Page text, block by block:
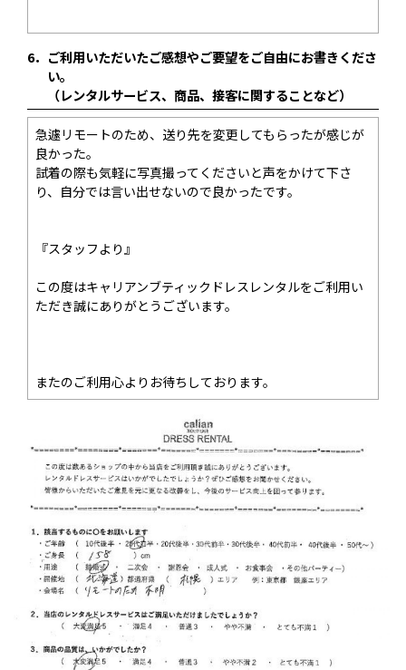
6． ご利用いただいたご感想やご要望をご自由にお書きくださ
い。
（レンタルサービス、商品、接客に関することなど）
急遽リモートのため、送り先を変更してもらったが感じが
良かった。
試着の際も気軽に写真撮ってくださいと声をかけて下さ
り、自分では言い出せないので良かったです。
『スタッフより』
この度はキャリアンブティックドレスレンタルをご利用い
ただき誠にありがとうございます。
またのご利用心よりお待ちしております。